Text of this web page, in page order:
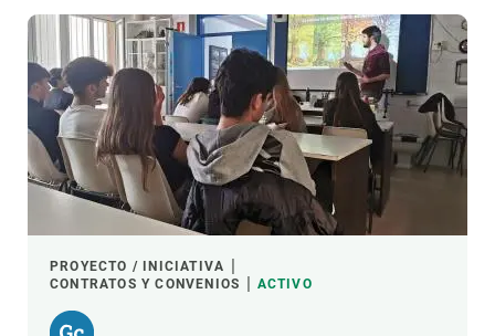
PROYECTO / INICIATIVA
CONTRATOS Y CONVENIOS
ACTIVO